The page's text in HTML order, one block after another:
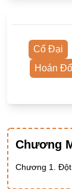
Ngược Nam
Tiên Hiệp
Cường Thủ
Cổ Đại
Hoán
Chương
Chương 1.